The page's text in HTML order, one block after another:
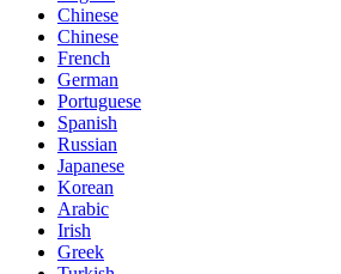
Chinese
Chinese
French
German
Portuguese
Spanish
Russian
Japanese
Korean
Arabic
Irish
Greek